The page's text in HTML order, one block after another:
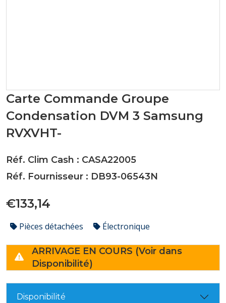
Carte Commande Groupe
Condensation DVM 3 Samsung
RVXVHT-
Réf. Clim Cash : CASA22005
Réf. Fournisseur : DB93-06543N
€133,14
Pièces détachées Électronique
ARRIVAGE EN COURS (Voir dans
Disponibilité)
Disponibilité